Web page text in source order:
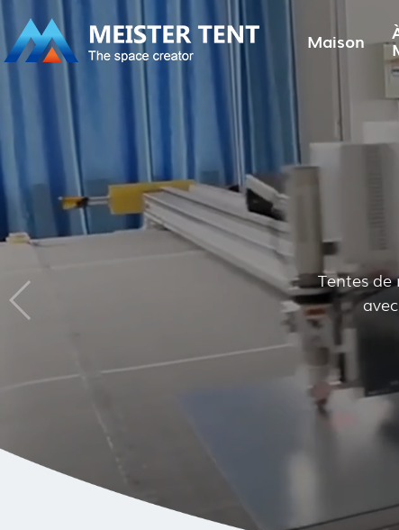
Maison
Tentes de